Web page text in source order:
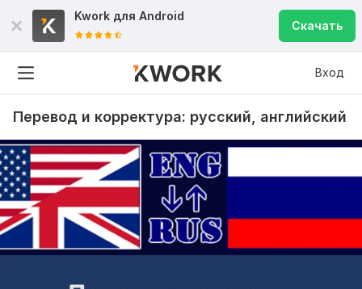
Kwork для Android
Скачать
Вход
Перевод и корректура: русский, английский